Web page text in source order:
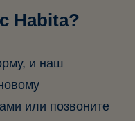
Habita?
и наш
или позвоните